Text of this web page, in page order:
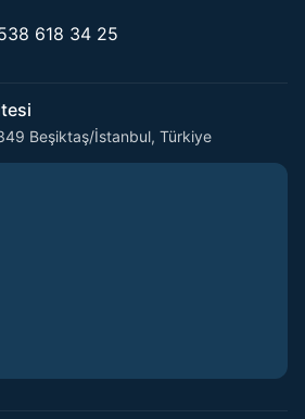
618 34 25
Beşiktaş/İstanbul, Türkiye